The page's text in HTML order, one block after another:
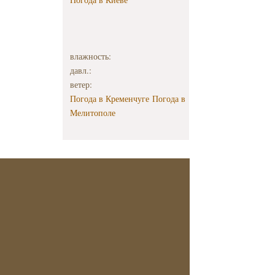
влажность:
давл.:
ветер:
Погода в Кременчуге Погода в
Мелитополе